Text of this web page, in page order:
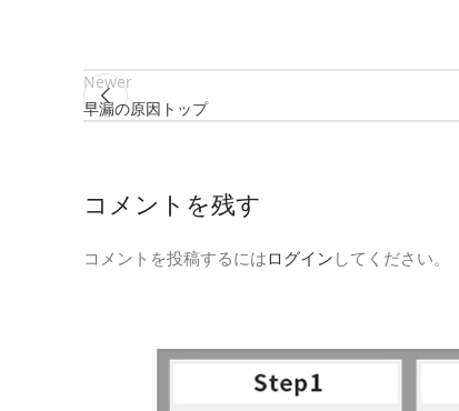
Newer
早漏の原因トップ
コメントを残す
コメントを投稿するにはログイン してください。